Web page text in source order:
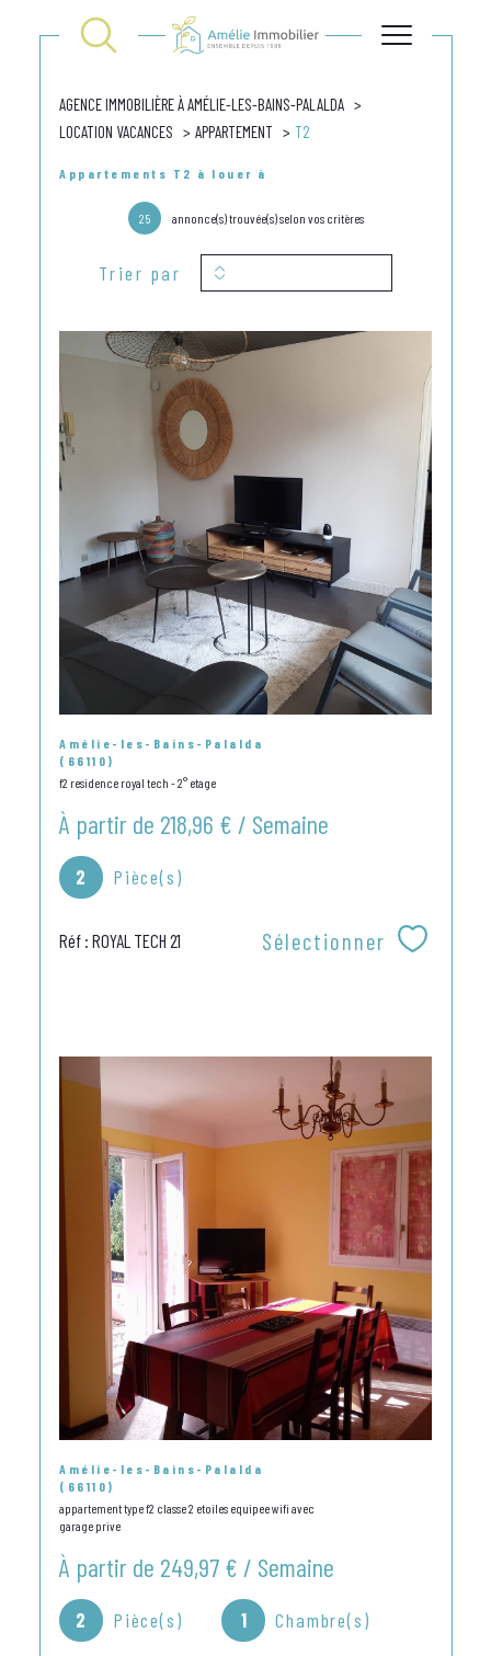
AGENCE IMMOBILIÈRE À AMÉLIE-LES-BAINS-PALALDA
LOCATION VACANCES
APPARTEMENT T2
Appartements T2 à louer à
25 annonce(s) trouvée(s) selon vos critères
Trier par
Amélie-les-Bains-Palalda
(66110)
f2 residence royal tech - 2° etage
À partir de 218,96 € / Semaine
2 Pièce(s)
Réf : ROYAL TECH 21 Sélectionner
Amélie-les-Bains-Palalda
(66110)
appartement type f2 classe 2 etoiles equipee wifi avec
garage prive
À partir de 249,97 € / Semaine
2 Pièce(s) 1 Chambre(s)